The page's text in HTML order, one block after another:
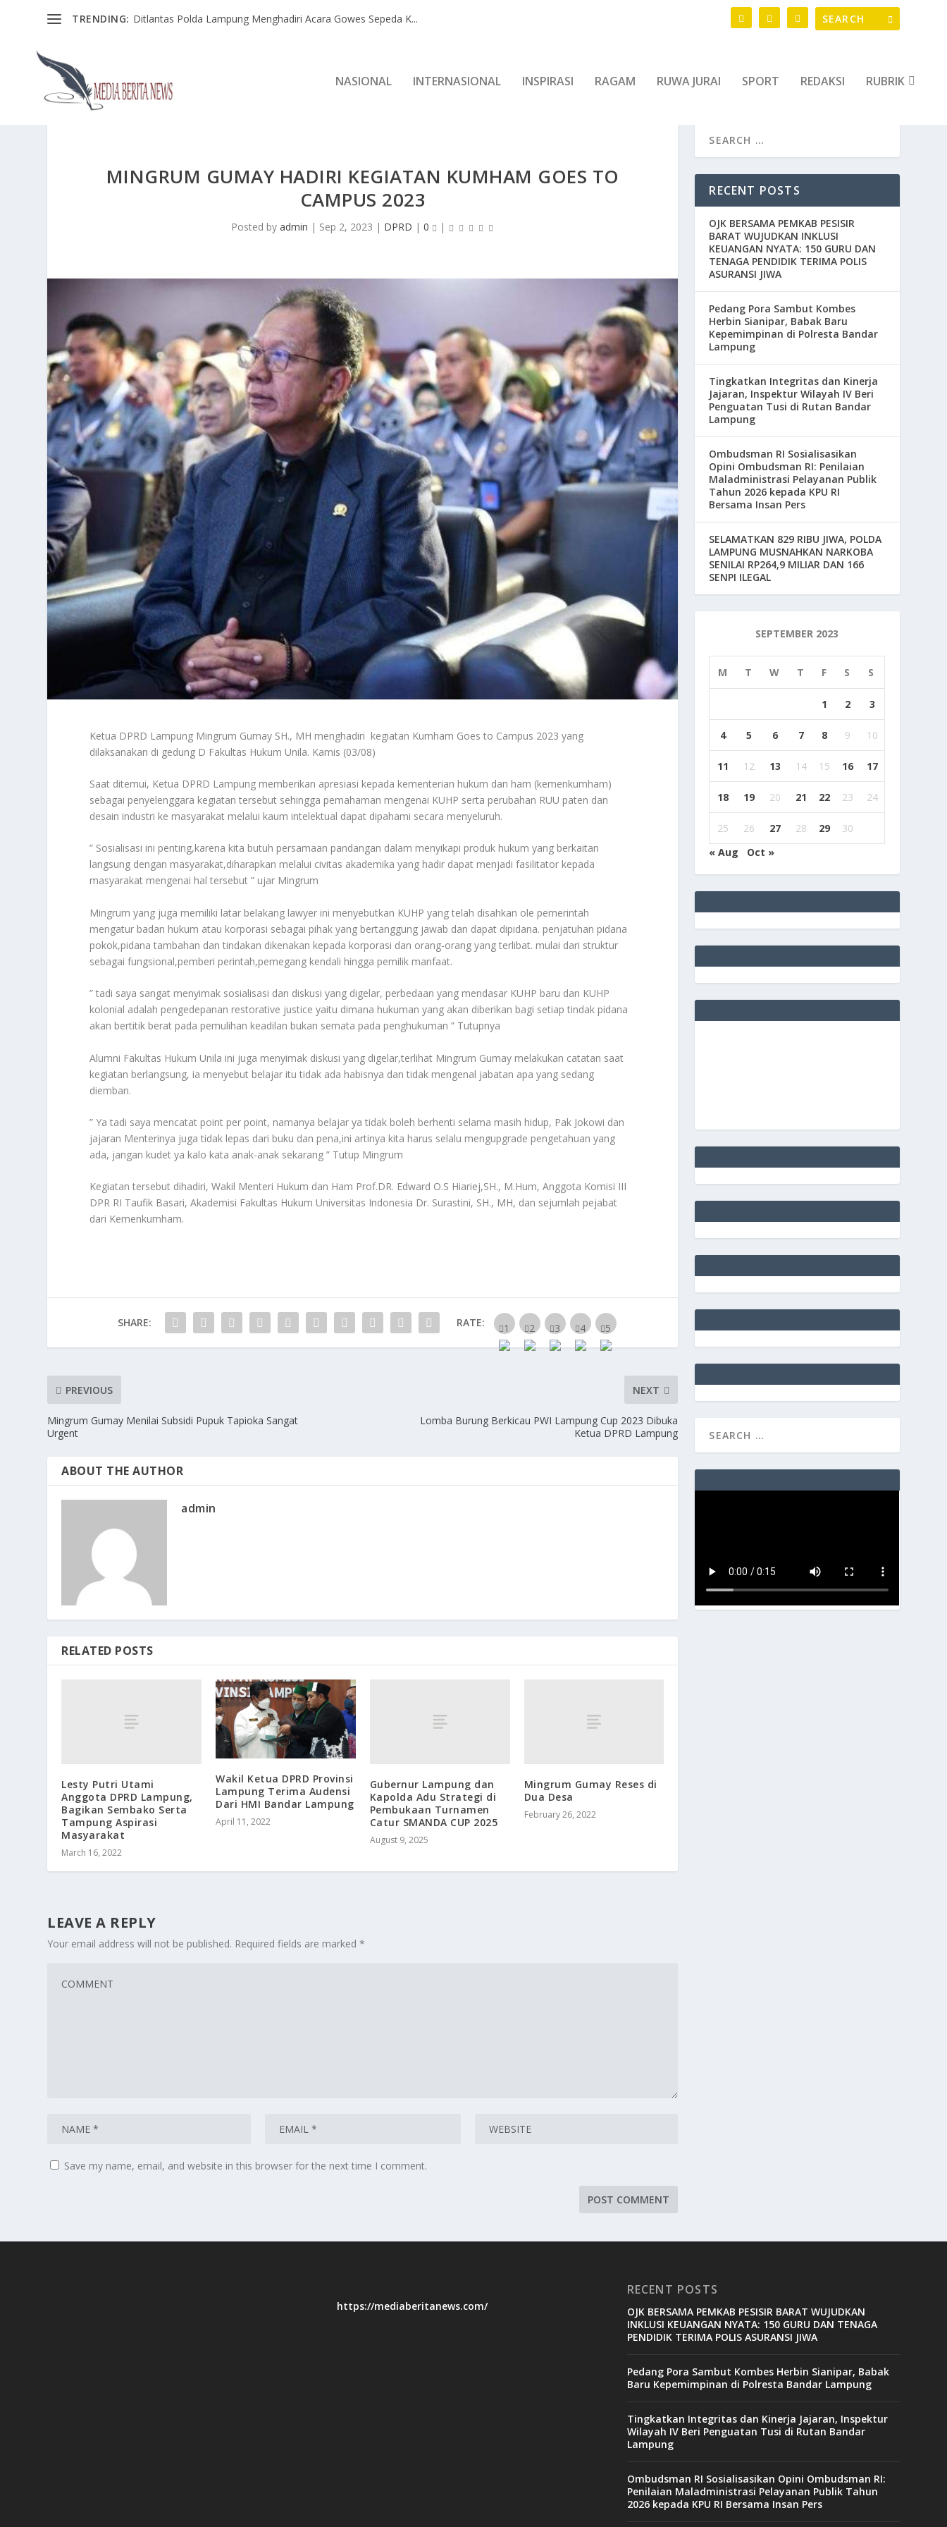
TRENDING: Ditlantas Polda Lampung Menghadiri Acara Gowes Sepeda K...
NASIONAL INTERNASIONAL INSPIRASI RAGAM RUWA JURAI SPORT REDAKSI RUBRIK
MINGRUM GUMAY HADIRI KEGIATAN KUMHAM GOES TO
CAMPUS 2023
Posted by admin | Sep 2, 2023 | DPRD | 0 |
Ketua DPRD Lampung Mingrum Gumay SH., MH menghadiri kegiatan Kumham Goes to Campus 2023 yang
dilaksanakan di gedung D Fakultas Hukum Unila. Kamis (03/08)
Saat ditemui, Ketua DPRD Lampung memberikan apresiasi kepada kementerian hukum dan ham (kemenkumham)
sebagai penyelenggara kegiatan tersebut sehingga pemahaman mengenai KUHP serta perubahan RUU paten dan
desain industri ke masyarakat melalui kaum intelektual dapat dipahami secara menyeluruh.
” Sosialisasi ini penting,karena kita butuh persamaan pandangan dalam menyikapi produk hukum yang berkaitan
langsung dengan masyarakat,diharapkan melalui civitas akademika yang hadir dapat menjadi fasilitator kepada
masyarakat mengenai hal tersebut ” ujar Mingrum
Mingrum yang juga memiliki latar belakang lawyer ini menyebutkan KUHP yang telah disahkan ole pemerintah
mengatur badan hukum atau korporasi sebagai pihak yang bertanggung jawab dan dapat dipidana. penjatuhan pidana
pokok,pidana tambahan dan tindakan dikenakan kepada korporasi dan orang-orang yang terlibat. mulai dari struktur
sebagai fungsional,pemberi perintah,pemegang kendali hingga pemilik manfaat.
” tadi saya sangat menyimak sosialisasi dan diskusi yang digelar, perbedaan yang mendasar KUHP baru dan KUHP
kolonial adalah pengedepanan restorative justice yaitu dimana hukuman yang akan diberikan bagi setiap tindak pidana
akan bertitik berat pada pemulihan keadilan bukan semata pada penghukuman ” Tutupnya
Alumni Fakultas Hukum Unila ini juga menyimak diskusi yang digelar,terlihat Mingrum Gumay melakukan catatan saat
kegiatan berlangsung, ia menyebut belajar itu tidak ada habisnya dan tidak mengenal jabatan apa yang sedang
diemban.
” Ya tadi saya mencatat point per point, namanya belajar ya tidak boleh berhenti selama masih hidup, Pak Jokowi dan
jajaran Menterinya juga tidak lepas dari buku dan pena,ini artinya kita harus selalu mengupgrade pengetahuan yang
ada, jangan kudet ya kalo kata anak-anak sekarang ” Tutup Mingrum
Kegiatan tersebut dihadiri, Wakil Menteri Hukum dan Ham Prof.DR. Edward O.S Hiariej,SH., M.Hum, Anggota Komisi III
DPR RI Taufik Basari, Akademisi Fakultas Hukum Universitas Indonesia Dr. Surastini, SH., MH, dan sejumlah pejabat
dari Kemenkumham.
SHARE: RATE:
PREVIOUS
Mingrum Gumay Menilai Subsidi Pupuk Tapioka Sangat
Urgent
NEXT
Lomba Burung Berkicau PWI Lampung Cup 2023 Dibuka
Ketua DPRD Lampung
ABOUT THE AUTHOR
admin
RELATED POSTS
Lesty Putri Utami
Anggota DPRD Lampung,
Bagikan Sembako Serta
Tampung Aspirasi
Masyarakat
March 16, 2022
Wakil Ketua DPRD Provinsi
Lampung Terima Audensi
Dari HMI Bandar Lampung
April 11, 2022
Gubernur Lampung dan
Kapolda Adu Strategi di
Pembukaan Turnamen
Catur SMANDA CUP 2025
August 9, 2025
Mingrum Gumay Reses di
Dua Desa
February 26, 2022
LEAVE A REPLY
Your email address will not be published. Required fields are marked*
Save my name, email, and website in this browser for the next time I comment.
RECENT POSTS
OJK BERSAMA PEMKAB PESISIR
BARAT WUJUDKAN INKLUSI
KEUANGAN NYATA: 150 GURU DAN
TENAGA PENDIDIK TERIMA POLIS
ASURANSI JIWA
Pedang Pora Sambut Kombes
Herbin Sianipar, Babak Baru
Kepemimpinan di Polresta Bandar
Lampung
Tingkatkan Integritas dan Kinerja
Jajaran, Inspektur Wilayah IV Beri
Penguatan Tusi di Rutan Bandar
Lampung
Ombudsman RI Sosialisasikan
Opini Ombudsman RI: Penilaian
Maladministrasi Pelayanan Publik
Tahun 2026 kepada KPU RI
Bersama Insan Pers
SELAMATKAN 829 RIBU JIWA, POLDA
LAMPUNG MUSNAHKAN NARKOBA
SENILAI RP264,9 MILIAR DAN 166
SENPI ILEGAL
SEPTEMBER 2023
M T W T F S S
1 2 3
4 5 6 7 8 9 10
11 12 13 14 15 16 17
18 19 20 21 22 23 24
25 26 27 28 29
30
« Aug
Oct »
https://mediaberitanews.com/
RECENT POSTS
OJK BERSAMA PEMKAB PESISIR BARAT WUJUDKAN
INKLUSI KEUANGAN NYATA: 150 GURU DAN TENAGA
PENDIDIK TERIMA POLIS ASURANSI JIWA
Pedang Pora Sambut Kombes Herbin Sianipar, Babak
Baru Kepemimpinan di Polresta Bandar Lampung
Tingkatkan Integritas dan Kinerja Jajaran, Inspektur
Wilayah IV Beri Penguatan Tusi di Rutan Bandar
Lampung
Ombudsman RI Sosialisasikan Opini Ombudsman RI:
Penilaian Maladministrasi Pelayanan Publik Tahun
2026 kepada KPU RI Bersama Insan Pers